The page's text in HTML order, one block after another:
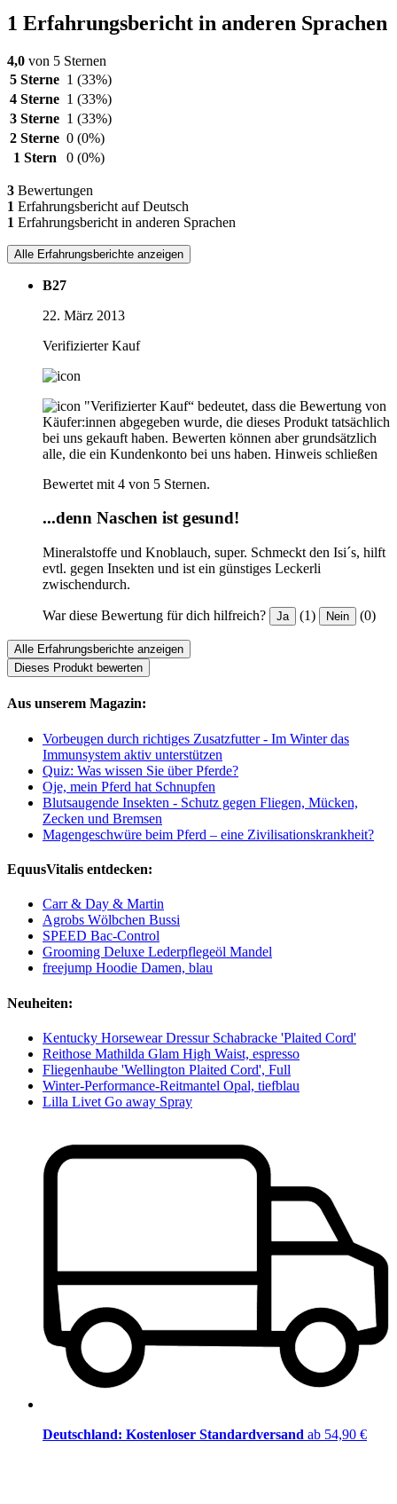
1 Erfahrungsbericht in anderen Sprachen
4,0 von 5 Sternen
5 Sterne 1 (33%)
4 Sterne 1 (33%)
3 Sterne 1 (33%)
2 Sterne 0 (0%)
1 Stern
0 (0%)
3 Bewertungen
1 Erfahrungsbericht auf Deutsch
1 Erfahrungsbericht in anderen Sprachen
Alle Erfahrungsberichte anzeigen
B27
22. März 2013
Verifizierter Kauf
"Verifizierter Kauf“ bedeutet, dass die Bewertung von
Käufer:innen abgegeben wurde, die dieses Produkt tatsächlich
bei uns gekauft haben. Bewerten können aber grundsätzlich
alle, die ein Kundenkonto bei uns haben. Hinweis schließen
Bewertet mit 4 von 5 Sternen.
...denn Naschen ist gesund!
Mineralstoffe und Knoblauch, super. Schmeckt den Isi´s, hilft
evtl. gegen Insekten und ist ein günstiges Leckerli
zwischendurch.
War diese Bewertung für dich hilfreich? Ja (1) Nein (0)
Alle Erfahrungsberichte anzeigen
Dieses Produkt bewerten
Aus unserem Magazin:
Vorbeugen durch richtiges Zusatzfutter - Im Winter das
Immunsystem aktiv unterstützen
Quiz: Was wissen Sie über Pferde?
Oje, mein Pferd hat Schnupfen
Blutsaugende Insekten - Schutz gegen Fliegen, Mücken,
Zecken und Bremsen
Magengeschwüre beim Pferd – eine Zivilisationskrankheit?
EquusVitalis entdecken:
Carr & Day & Martin
Agrobs Wölbchen Bussi
SPEED Bac-Control
Grooming Deluxe Lederpflegeöl Mandel
freejump Hoodie Damen, blau
Neuheiten:
Kentucky Horsewear Dressur Schabracke 'Plaited Cord'
Reithose Mathilda Glam High Waist, espresso
Fliegenhaube 'Wellington Plaited Cord', Full
Winter-Performance-Reitmantel Opal, tiefblau
Lilla Livet Go away Spray
Deutschland: Kostenloser Standardversand ab 54,90 €